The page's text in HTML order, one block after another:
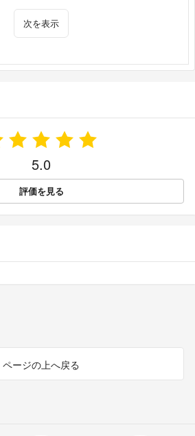
次を表示
5.0
評価を見る
ページの上へ戻る